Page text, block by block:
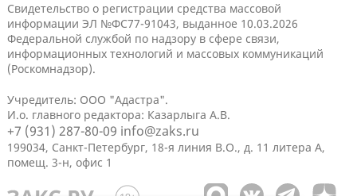
Свидетельство о регистрации средства массовой
информации ЭЛ №ФС77-91043, выданное 10.03.2026
Федеральной службой по надзору в сфере связи,
информационных технологий и массовых коммуникаций
(Роскомнадзор).
Учредитель: ООО "Адастра".
И.о. главного редактора: Казарлыга А.В.
+7 (931) 287-80-09 info@zaks.ru
199034, Санкт-Петербург, 18-я линия В.О., д. 11 литера А,
помещ. 3-н, офис 1